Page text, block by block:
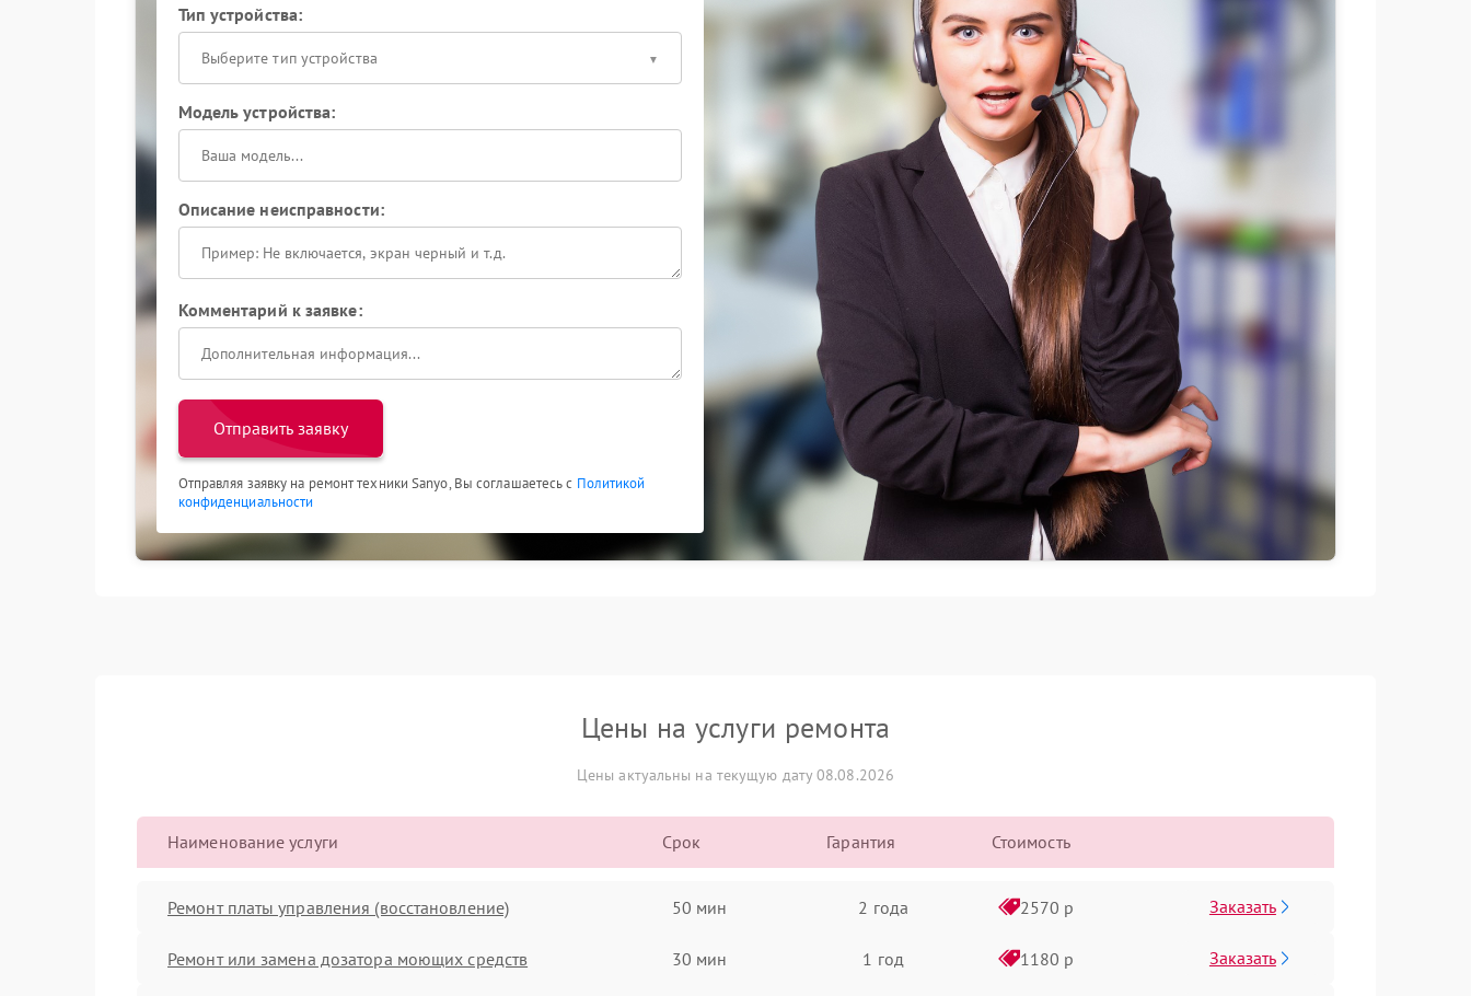
Тип устройства:
Выберите тип устройства
Модель устройства:
Описание неисправности:
Комментарий к заявке:
Отправить заявку
Отправляя заявку на ремонт техники Sanyo, Вы соглашаетесь с Политикой
конфиденциальности
Цены на услуги ремонта
Цены актуальны на текущую дату 08.08.2026
Наименование услуги Срок Гарантия Стоимость
Ремонт платы управления (восстановление) 50 мин 2 года 2570 р Заказать
Ремонт или замена дозатора моющих средств 30 мин 1 год 1180 р Заказать